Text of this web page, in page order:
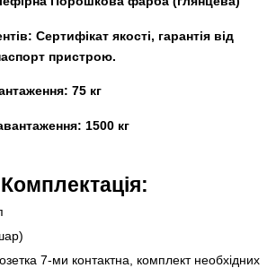
Сертифікат якості, гарантія від
пристрою.
75 кг
1500 кг
Комплектація:
7-ми контактна, комплект необхідних